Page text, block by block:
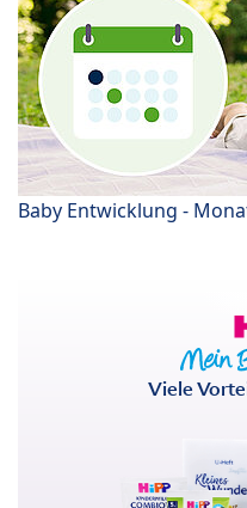
Baby Entwicklung -
Viele